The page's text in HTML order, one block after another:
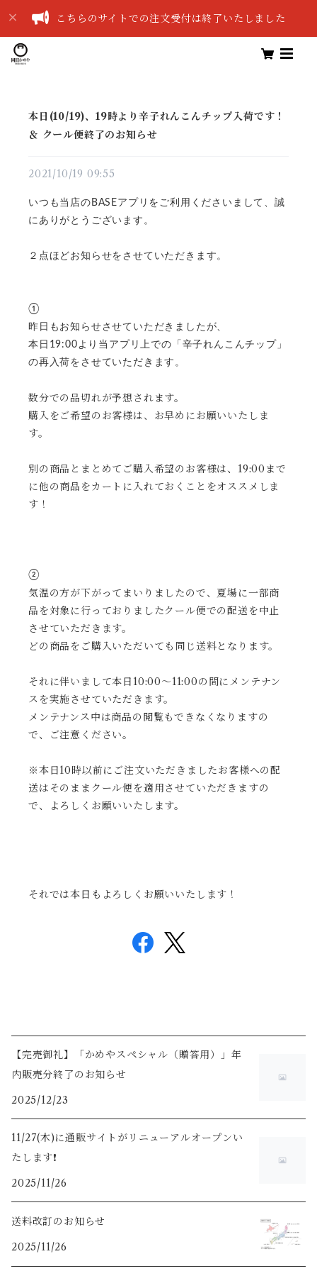
こちらのサイトでの注文受付は終了いたしました
本日(10/19)、19時より辛子れんこんチップ入荷です！
＆ クール便終了のお知らせ
2021/10/19 09:55
いつも当店のBASEアプリをご利用くださいまして、誠
にありがとうございます。
２点ほどお知らせをさせていただきます。
①
昨日もお知らせさせていただきましたが、
本日19:00より当アプリ上での「辛子れんこんチップ」
の再入荷をさせていただきます。
数分での品切れが予想されます。
購入をご希望のお客様は、お早めにお願いいたしま
す。
別の商品とまとめてご購入希望のお客様は、19:00まで
に他の商品をカートに入れておくことをオススメしま
す！
②
気温の方が下がってまいりましたので、夏場に一部商
品を対象に行っておりましたクール便での配送を中止
させていただきます。
どの商品をご購入いただいても同じ送料となります。
それに伴いまして本日10:00～11:00の間にメンテナン
スを実施させていただきます。
メンテナンス中は商品の閲覧もできなくなりますの
で、ご注意ください。
※本日10時以前にご注文いただきましたお客様への配
送はそのままクール便を適用させていただきますの
で、よろしくお願いいたします。
それでは本日もよろしくお願いいたします！
【完売御礼】「かめやスペシャル（贈答用）」年
内販売分終了のお知らせ
2025/12/23
11/27(木)に通販サイトがリニューアルオープンい
たします❗️
2025/11/26
送料改訂のお知らせ
2025/11/26